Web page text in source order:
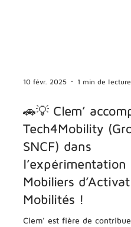
🚗💡 Clem’
Tech4Mobility
SNCF) dans
l’expérimentation
Mobiliers
Mobilités !